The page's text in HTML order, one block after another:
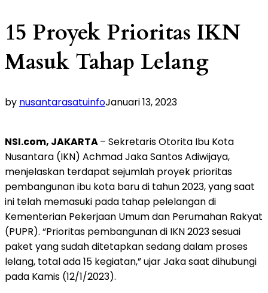
15 Proyek Prioritas IKN
Masuk Tahap Lelang
by nusantarasatuinfoJanuari 13, 2023
NSI.com, JAKARTA– Sekretaris Otorita Ibu Kota
Nusantara (IKN) Achmad Jaka Santos Adiwijaya,
menjelaskan terdapat sejumlah proyek prioritas
pembangunan ibu kota baru di tahun 2023, yang saat
ini telah memasuki pada tahap pelelangan di
Kementerian Pekerjaan Umum dan Perumahan Rakyat
(PUPR). “Prioritas pembangunan di IKN 2023 sesuai
paket yang sudah ditetapkan sedang dalam proses
lelang, total ada 15 kegiatan,” ujar Jaka saat dihubungi
pada Kamis (12/1/2023).